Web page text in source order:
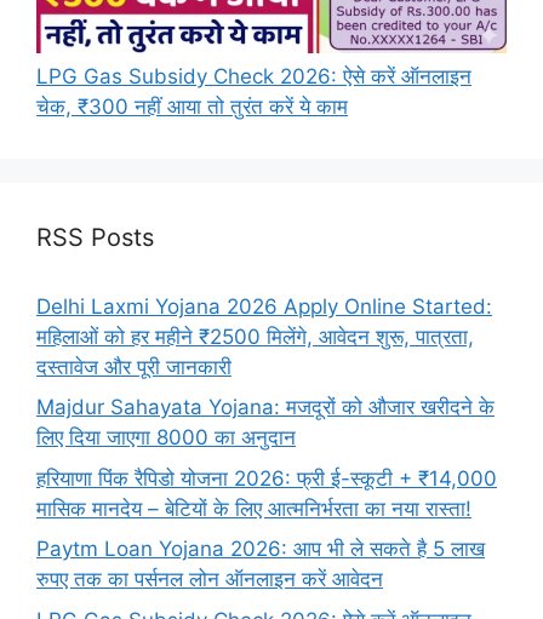
LPG Gas Subsidy Check 2026: ऐसे करें ऑनलाइन
चेक, ₹300 नहीं आया तो तुरंत करें ये काम
RSS Posts
Delhi Laxmi Yojana 2026 Apply Online Started:
महिलाओं को हर महीने ₹2500 मिलेंगे, आवेदन शुरू, पात्रता,
दस्तावेज और पूरी जानकारी
Majdur Sahayata Yojana: मजदूरों को औजार खरीदने के
लिए दिया जाएगा 8000 का अनुदान
हरियाणा पिंक रैपिडो योजना 2026: फ्री ई-स्कूटी + ₹14,000
मासिक मानदेय – बेटियों के लिए आत्मनिर्भरता का नया रास्ता!
Paytm Loan Yojana 2026: आप भी ले सकते है 5 लाख
रुपए तक का पर्सनल लोन ऑनलाइन करें आवेदन